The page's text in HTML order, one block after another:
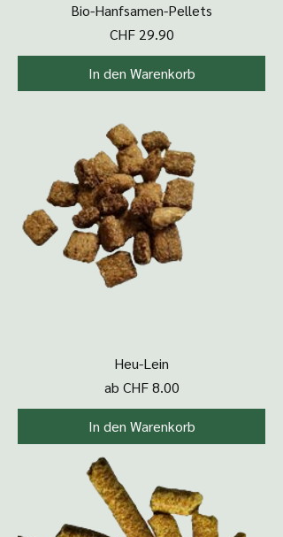
Bio-Hanfsamen-Pellets
Preis
CHF 29.90
In den Warenkorb
Heu-Lein
ab CHF 8.00
Sale-Preis
In den Warenkorb